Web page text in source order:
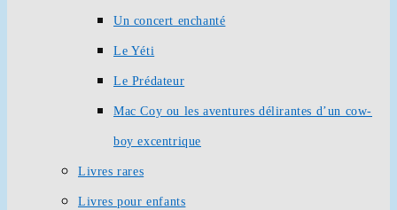
Un concert enchanté
Le Yéti
Le Prédateur
Mac Coy ou les aventures délirantes d’un cow-
boy excentrique
Livres rares
Livres pour enfants